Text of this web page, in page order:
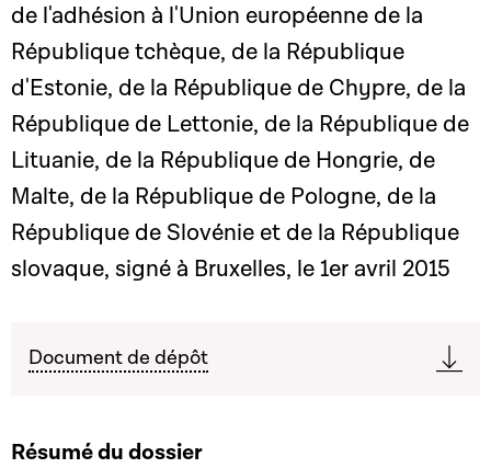
de l'adhésion à l'Union européenne de la
République tchèque, de la République
d'Estonie, de la République de Chypre, de la
République de Lettonie, de la République de
Lituanie, de la République de Hongrie, de
Malte, de la République de Pologne, de la
République de Slovénie et de la République
slovaque, signé à Bruxelles, le 1er avril 2015
Document de dépôt
Résumé du dossier